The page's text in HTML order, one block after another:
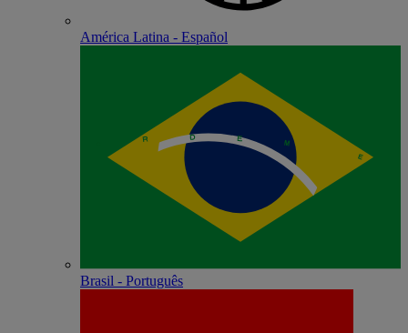
América Latina - Español
Brasil - Português